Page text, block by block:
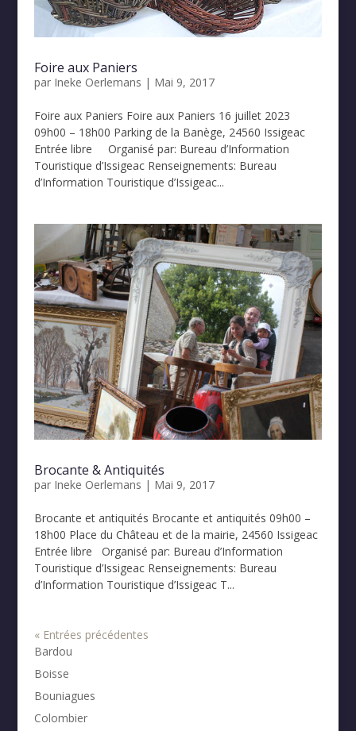
Foire aux Paniers
par Ineke Oerlemans | Mai 9, 2017
Foire aux Paniers Foire aux Paniers 16 juillet 2023
09h00 – 18h00 Parking de la Banège, 24560 Issigeac
Entrée libre Organisé par: Bureau d’Information
Touristique d’Issigeac Renseignements: Bureau
d’Information Touristique d’Issigeac...
Brocante & Antiquités
par Ineke Oerlemans | Mai 9, 2017
Brocante et antiquités Brocante et antiquités 09h00 –
18h00 Place du Château et de la mairie, 24560 Issigeac
Entrée libre Organisé par: Bureau d’Information
Touristique d’Issigeac Renseignements: Bureau
d’Information Touristique d’Issigeac T...
« Entrées précédentes
Bardou
Boisse
Bouniagues
Colombier